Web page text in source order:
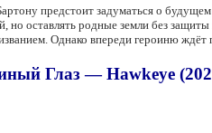
предстоит задуматься о
оставлять родные земли без
Однако впереди героиню
Глаз — Hawkeye